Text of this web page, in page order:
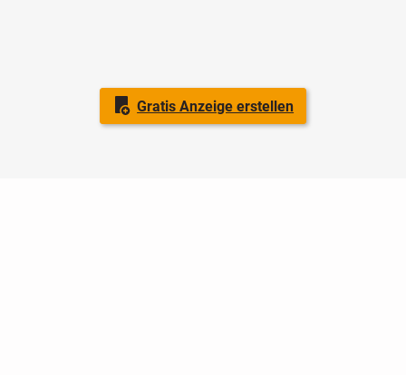
Gratis Anzeige erstellen